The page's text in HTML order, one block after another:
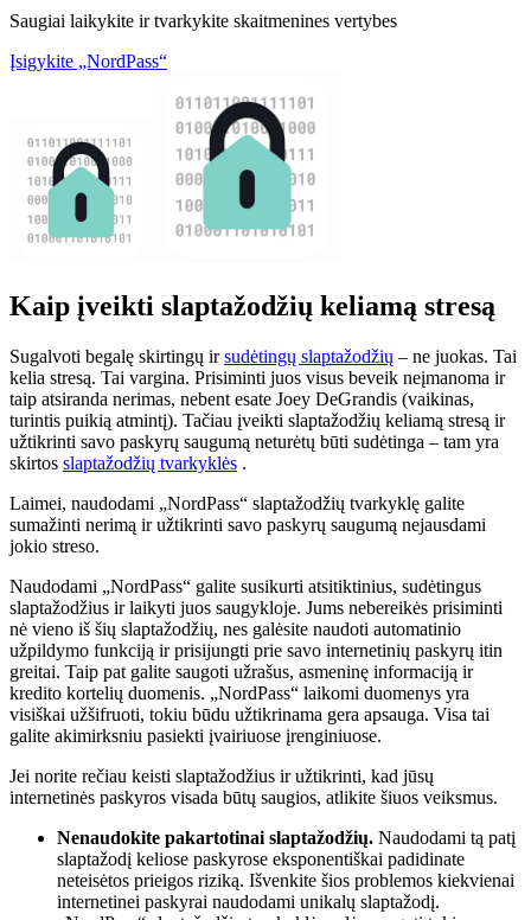
Saugiai laikykite ir tvarkykite skaitmenines vertybes
Įsigykite „NordPass“
Kaip įveikti slaptažodžių keliamą stresą
Sugalvoti begalę skirtingų irsudėtingų slaptažodžių – ne juokas. Tai
kelia stresą. Tai vargina. Prisiminti juos visus beveik neįmanoma ir
taip atsiranda nerimas, nebent esate Joey DeGrandis (vaikinas,
turintis puikią atmintį). Tačiau įveikti slaptažodžių keliamą stresą ir
užtikrinti savo paskyrų saugumą neturėtų būti sudėtinga – tam yra
skirtos slaptažodžių tvarkyklės .
Laimei, naudodami „NordPass“ slaptažodžių tvarkyklę galite
sumažinti nerimą ir užtikrinti savo paskyrų saugumą nejausdami
jokio streso.
Naudodami „NordPass“ galite susikurti atsitiktinius, sudėtingus
slaptažodžius ir laikyti juos saugykloje. Jums nebereikės prisiminti
nė vieno iš šių slaptažodžių, nes galėsite naudoti automatinio
užpildymo funkciją ir prisijungti prie savo internetinių paskyrų itin
greitai. Taip pat galite saugoti užrašus, asmeninę informaciją ir
kredito kortelių duomenis. „NordPass“ laikomi duomenys yra
visiškai užšifruoti, tokiu būdu užtikrinama gera apsauga. Visa tai
galite akimirksniu pasiekti įvairiuose įrenginiuose.
Jei norite rečiau keisti slaptažodžius ir užtikrinti, kad jūsų
internetinės paskyros visada būtų saugios, atlikite šiuos veiksmus.
Nenaudokite pakartotinai slaptažodžių. Naudodami tą patį
slaptažodį keliose paskyrose eksponentiškai padidinate
neteisėtos prieigos riziką. Išvenkite šios problemos kiekvienai
internetinei paskyrai naudodami unikalų slaptažodį.